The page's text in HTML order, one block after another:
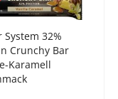
System 32%
Crunchy Bar
Karamell